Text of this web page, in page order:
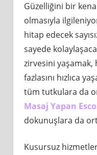
Güzelliğini bir
olmasıyla
hitap edecek
sayede
zirvesini
fazlasını hızlıca
tüm tutkulara da
Masaj Yapan
dokunuşlara da
Kusursuz